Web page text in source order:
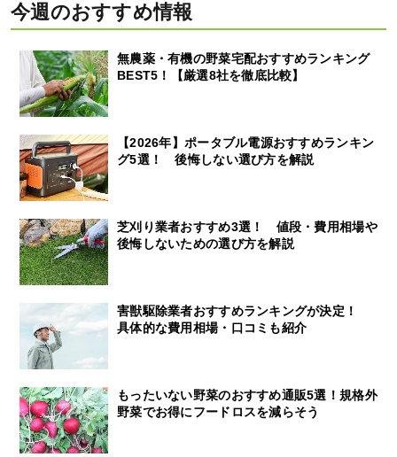
今週のおすすめ情報
無農薬・有機の野菜宅配おすすめランキング
BEST5！【厳選8社を徹底比較】
【2026年】ポータブル電源おすすめランキン
グ5選！ 後悔しない選び方を解説
芝刈り業者おすすめ3選！ 値段・費用相場や
後悔しないための選び方を解説
害獣駆除業者おすすめランキングが決定！
具体的な費用相場・口コミも紹介
もったいない野菜のおすすめ通販5選！規格外
野菜でお得にフードロスを減らそう